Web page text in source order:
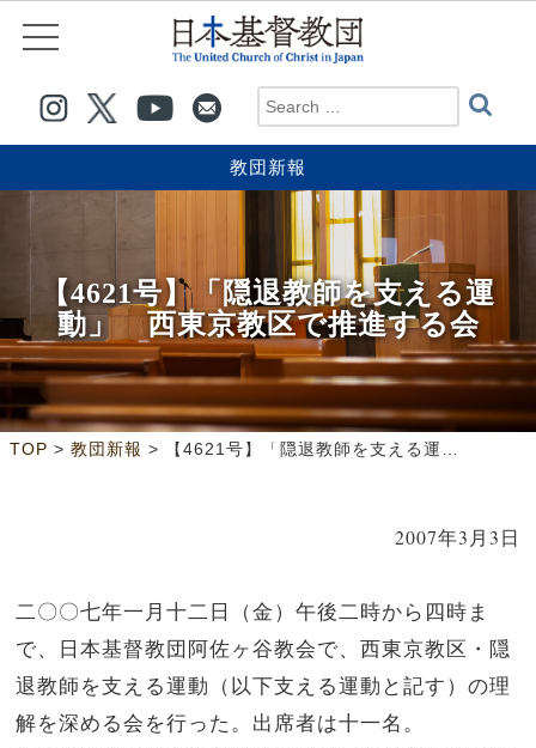
教団新報
【4621号】「隠退教師を支える運
動」 西東京教区で推進する会
TOP > 教団新報 > 【4621号】「隠退教師を支える運動」 西東京教区で推進する会
2007年3月3日
二〇〇七年一月十二日（金）午後二時から四時ま
で、日本基督教団阿佐ヶ谷教会で、西東京教区・隠
退教師を支える運動（以下支える運動と記す）の理
解を深める会を行った。出席者は十一名。